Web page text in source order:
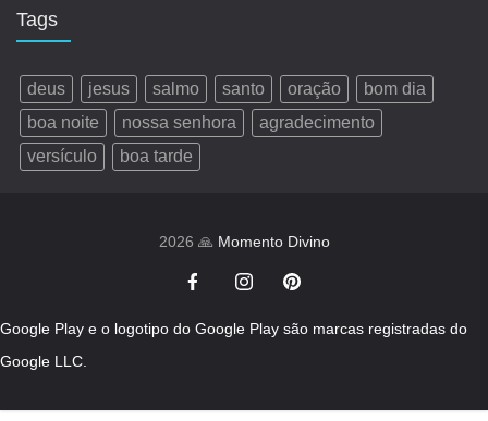
Tags
deus jesus salmo santo oração
bom dia
boa noite
nossa senhora
agradecimento
versículo
boa tarde
2026 🙏 Momento Divino
Google Play e o logotipo do Google Play são marcas registradas do
Google LLC.